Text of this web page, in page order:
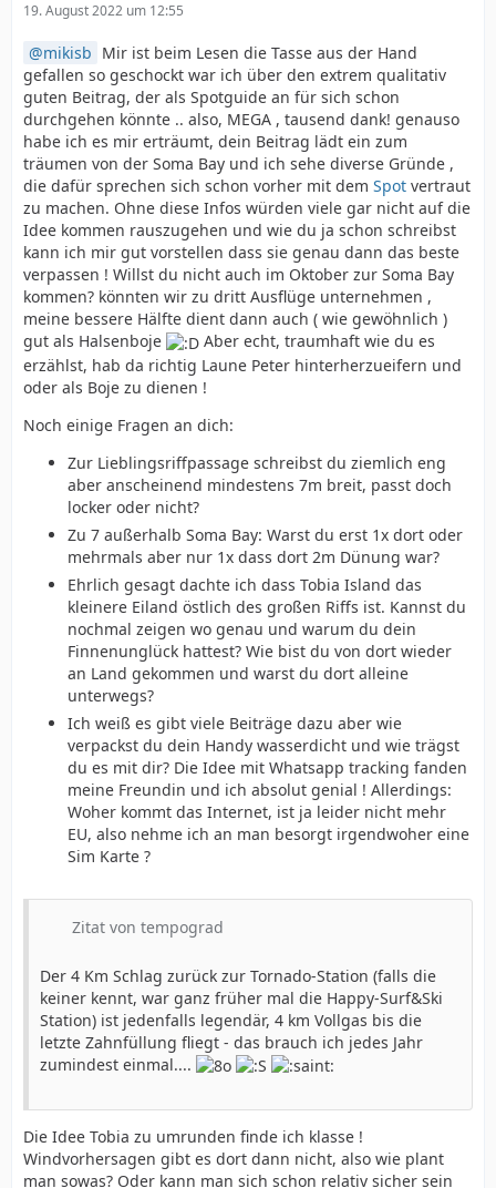
19. August 2022 um 12:55
mikisb Mir ist beim Lesen die Tasse aus der Hand
gefallen so geschockt war ich über den extrem qualitativ
guten Beitrag, der als Spotguide an für sich schon
durchgehen könnte .. also, MEGA , tausend dank! genauso
habe ich es mir erträumt, dein Beitrag lädt ein zum
träumen von der Soma Bay und ich sehe diverse Gründe ,
die dafür sprechen sich schon vorher mit dem Spot vertraut
zu machen. Ohne diese Infos würden viele gar nicht auf die
Idee kommen rauszugehen und wie du ja schon schreibst
kann ich mir gut vorstellen dass sie genau dann das beste
verpassen ! Willst du nicht auch im Oktober zur Soma Bay
kommen? könnten wir zu dritt Ausflüge unternehmen ,
meine bessere Hälfte dient dann auch ( wie gewöhnlich )
gut als Halsenboje
Aber echt, traumhaft wie du es
erzählst, hab da richtig Laune Peter hinterherzueifern und
oder als Boje zu dienen !
Noch einige Fragen an dich:
Zur Lieblingsriffpassage schreibst du ziemlich eng
aber anscheinend mindestens 7m breit, passt doch
locker oder nicht?
Zu 7 außerhalb Soma Bay: Warst du erst 1x dort oder
mehrmals aber nur 1x dass dort 2m Dünung war?
Ehrlich gesagt dachte ich dass Tobia Island das
kleinere Eiland östlich des großen Riffs ist. Kannst du
nochmal zeigen wo genau und warum du dein
Finnenunglück hattest? Wie bist du von dort wieder
an Land gekommen und warst du dort alleine
unterwegs?
Ich weiß es gibt viele Beiträge dazu aber wie
verpackst du dein Handy wasserdicht und wie trägst
du es mit dir? Die Idee mit Whatsapp tracking fanden
meine Freundin und ich absolut genial ! Allerdings:
Woher kommt das Internet, ist ja leider nicht mehr
EU, also nehme ich an man besorgt irgendwoher eine
Sim Karte ?
Zitat von tempograd
Der 4 Km Schlag zurück zur Tornado-Station (falls die
keiner kennt, war ganz früher mal die Happy-Surf&Ski
Station) ist jedenfalls legendär, 4 km Vollgas bis die
letzte Zahnfüllung fliegt - das brauch ich jedes Jahr
zumindest einmal....
Die Idee Tobia zu umrunden finde ich klasse !
Windvorhersagen gibt es dort dann nicht, also wie plant
man sowas? Oder kann man sich schon relativ sicher sein